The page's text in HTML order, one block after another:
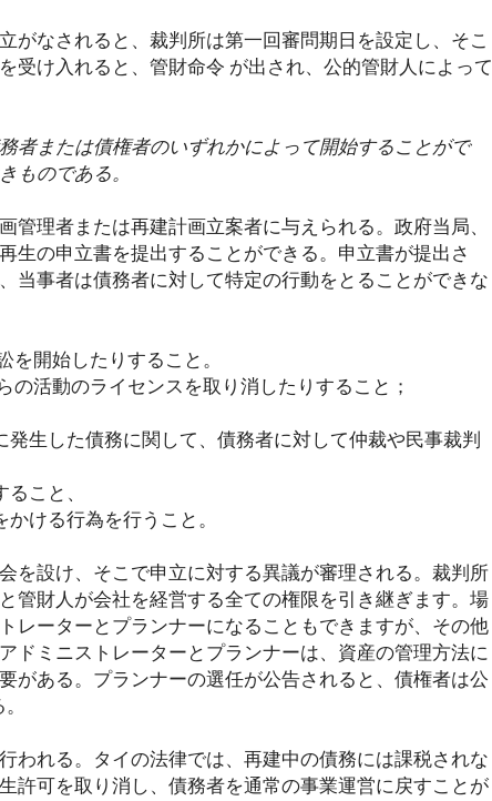
がなされると、裁判所は第一回審問期日を設定し、そこ
受け入れると、管財命令 が出され、公的管財人によって
者または債権者のいずれかによって開始することがで
ものである。
管理者または再建計画立案者に与えられる。政府当局、
生の申立書を提出することができる。申立書が提出さ
当事者は債務者に対して特定の行動をとることができな
開始したりすること。
活動のライセンスを取り消したりすること；
生した債務に関して、債務者に対して仲裁や民事裁判
こと、
ける行為を行うこと。
を設け、そこで申立に対する異議が審理される。裁判所
管財人が会社を経営する全ての権限を引き継ぎます。場
レーターとプランナーになることもできますが、その他
ドミニストレーターとプランナーは、資産の管理方法に
がある。プランナーの選任が公告されると、債権者は公
われる。タイの法律では、再建中の債務には課税されな
許可を取り消し、債務者を通常の事業運営に戻すことが